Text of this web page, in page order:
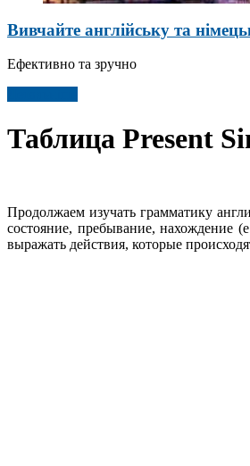
Вивчайте англійську та
Ефективно та зручно
Таблица Present
Продолжаем изучать грамматику
состояние, пребывание, нахождение
выражать действия, которые